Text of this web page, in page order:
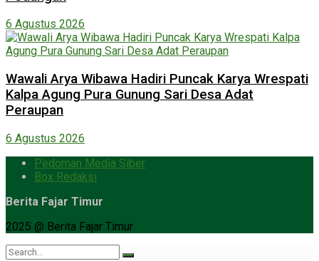
6 Agustus 2026
Wawali Arya Wibawa Hadiri Puncak Karya Wrespati
Kalpa Agung Pura Gunung Sari Desa Adat
Peraupan
6 Agustus 2026
Pedoman Media Siber
Box Redaksi
Berita Fajar Timur
2025 @ Berita Fajar Timur